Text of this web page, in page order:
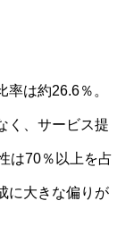
は約26.6％。
く、サービス提
は70％以上を占
に大きな偏りが